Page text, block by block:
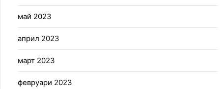
май 2023
април 2023
март 2023
февруари 2023